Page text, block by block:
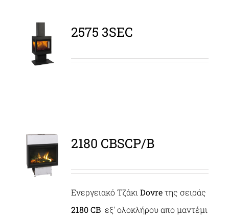
ΛΕΠΤΟΜΈΡΕΙΕΣ
2575 3SEC
ΛΕΠΤΟΜΈΡΕΙΕΣ
2180 CBSCP/B
Ενεργειακό ΤζάκιDovreτης σειράς
2180 CB εξ' ολοκλήρου απο μαντέμι